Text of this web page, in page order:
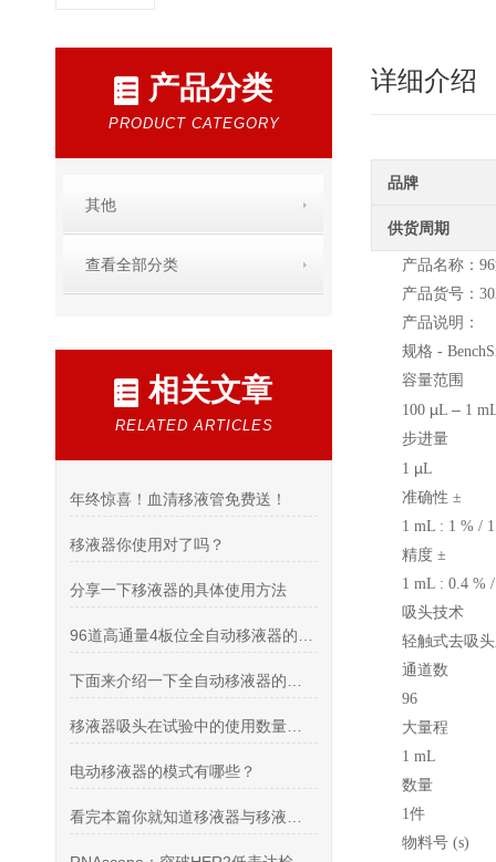
产品分类
PRODUCT CATEGORY
其他
查看全部分类
相关文章
RELATED ARTICLES
年终惊喜！血清移液管免费送！
移液器你使用对了吗？
分享一下移液器的具体使用方法
电动移液器的模式有哪些？
详细介绍
品牌
供货周期
产品名称：
产品货号：
产品说明：
规格 -
容量范围
100 µL – 1
步进量
1 µL
准确性 ±
1 mL : 1 % /
精度 ±
1 mL : 0.4 %
吸头技术
轻触式去吸
通道数
96
大量程
1 mL
数量
1件
物料号 (s)